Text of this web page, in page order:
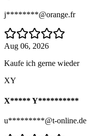
j********@orange.fr
Aug 06, 2026
Kaufe ich gerne wieder
XY
X***** Y**********
u*********@t-online.de